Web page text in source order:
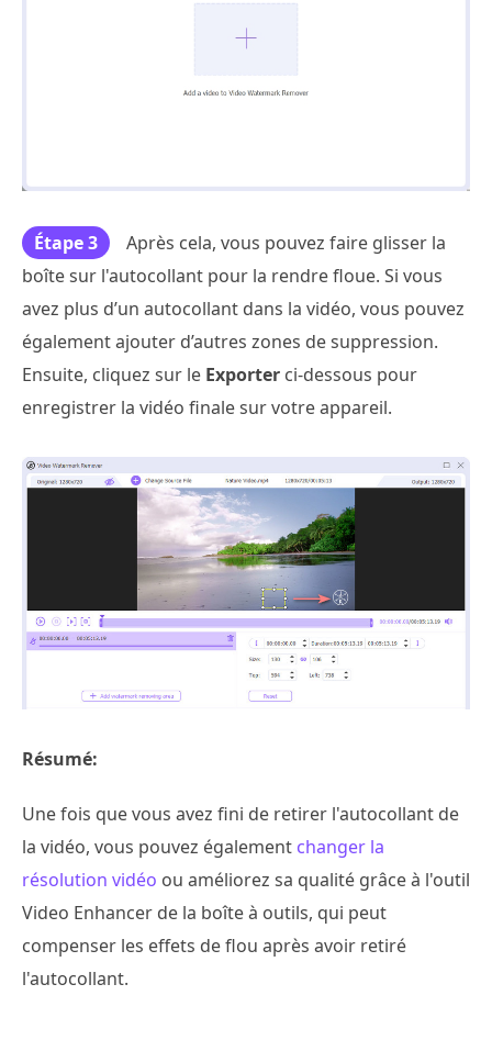
Étape 3
Après cela, vous pouvez faire glisser la
boîte sur l'autocollant pour la rendre floue. Si vous
avez plus d’un autocollant dans la vidéo, vous pouvez
également ajouter d’autres zones de suppression.
Ensuite, cliquez sur le Exporter ci-dessous pour
enregistrer la vidéo finale sur votre appareil.
Résumé:
Une fois que vous avez fini de retirer l'autocollant de
la vidéo, vous pouvez également changer la
résolution vidéo ou améliorez sa qualité grâce à l'outil
Video Enhancer de la boîte à outils, qui peut
compenser les effets de flou après avoir retiré
l'autocollant.